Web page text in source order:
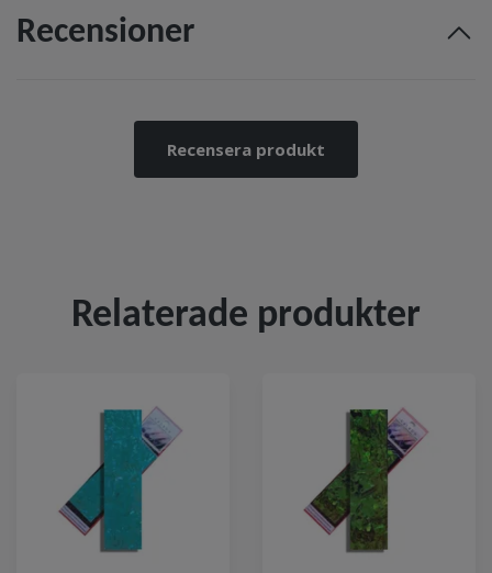
Recensioner
Recensera produkt
Relaterade produkter